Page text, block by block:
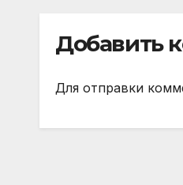
МАТЧ
Добавить
Для отправки